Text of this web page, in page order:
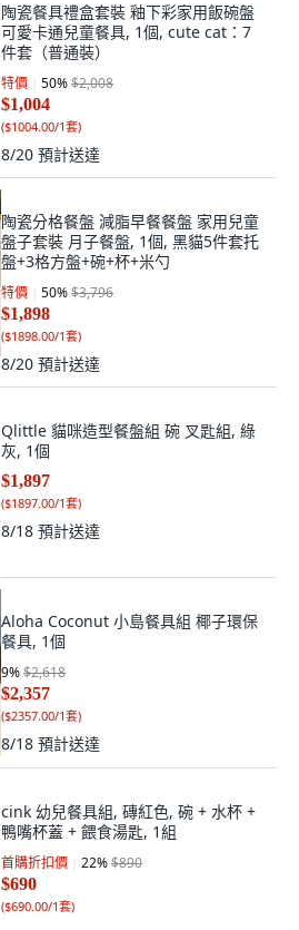
陶瓷餐具禮盒套裝 釉下彩家用飯碗盤
可愛卡通兒童餐具, 1個, cute cat：7
件套（普通裝）
特價 50%$2,008
$1,004
($1004.00/1套)
8/20 預計送達
陶瓷分格餐盤 減脂早餐餐盤 家用兒童
盤子套裝 月子餐盤, 1個, 黑貓5件套托
盤+3格方盤+碗+杯+米勺
特價 50%$3,796
$1,898
($1898.00/1套)
8/20 預計送達
Qlittle 貓咪造型餐盤組 碗 叉匙組, 綠
灰, 1個
$1,897
($1897.00/1套)
8/18 預計送達
Aloha Coconut 小島餐具組 椰子環保
餐具, 1個
9%$2,618
$2,357
($2357.00/1套)
8/18 預計送達
cink 幼兒餐具組, 磚紅色, 碗 + 水杯 +
鴨嘴杯蓋 + 餵食湯匙, 1組
首購折扣價 22%$890
$690
($690.00/1套)